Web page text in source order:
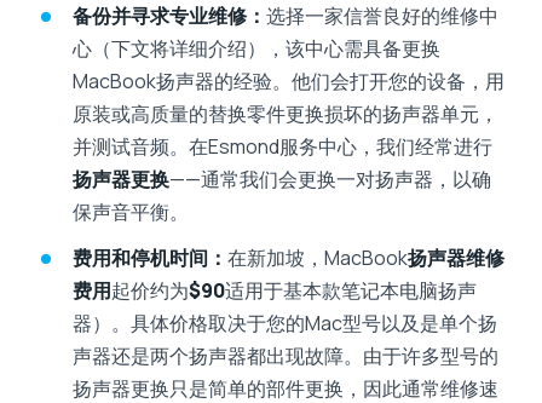
备份并寻求专业维修： 选择一家信誉良好的维修中
心（下文将详细介绍），该中心需具备更换
MacBook扬声器的经验。他们会打开您的设备，用
原装或高质量的替换零件更换损坏的扬声器单元，
并测试音频。在Esmond服务中心，我们经常进行
扬声器更换——通常我们会更换一对扬声器，以确
保声音平衡。
费用和停机时间： 在新加坡，MacBook扬声器维修
费用起价约为$90适用于基本款笔记本电脑扬声
器）。具体价格取决于您的Mac型号以及是单个扬
声器还是两个扬声器都出现故障。由于许多型号的
扬声器更换只是简单的部件更换，因此通常维修速